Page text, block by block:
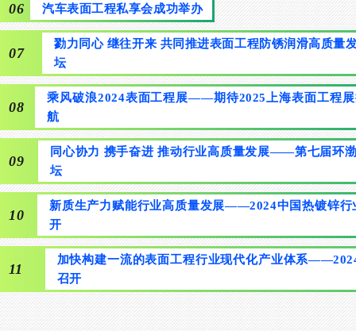
06 汽车表面工程私享会成功举办
07
勠力同心 继往开来 共同推进表面工程防锈润滑高质
坛
08
乘风破浪2024表面工程展——期待2025上海表面工程
航
09
同心协力 携手奋进 推动行业高质量发展——第七届环
坛
10
新质生产力赋能行业高质量发展——2024中国热镀锌行
开
11
加快构建一流的表面工程行业现代化产业体系
召开